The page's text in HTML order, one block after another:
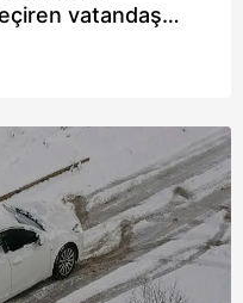
vatandaş